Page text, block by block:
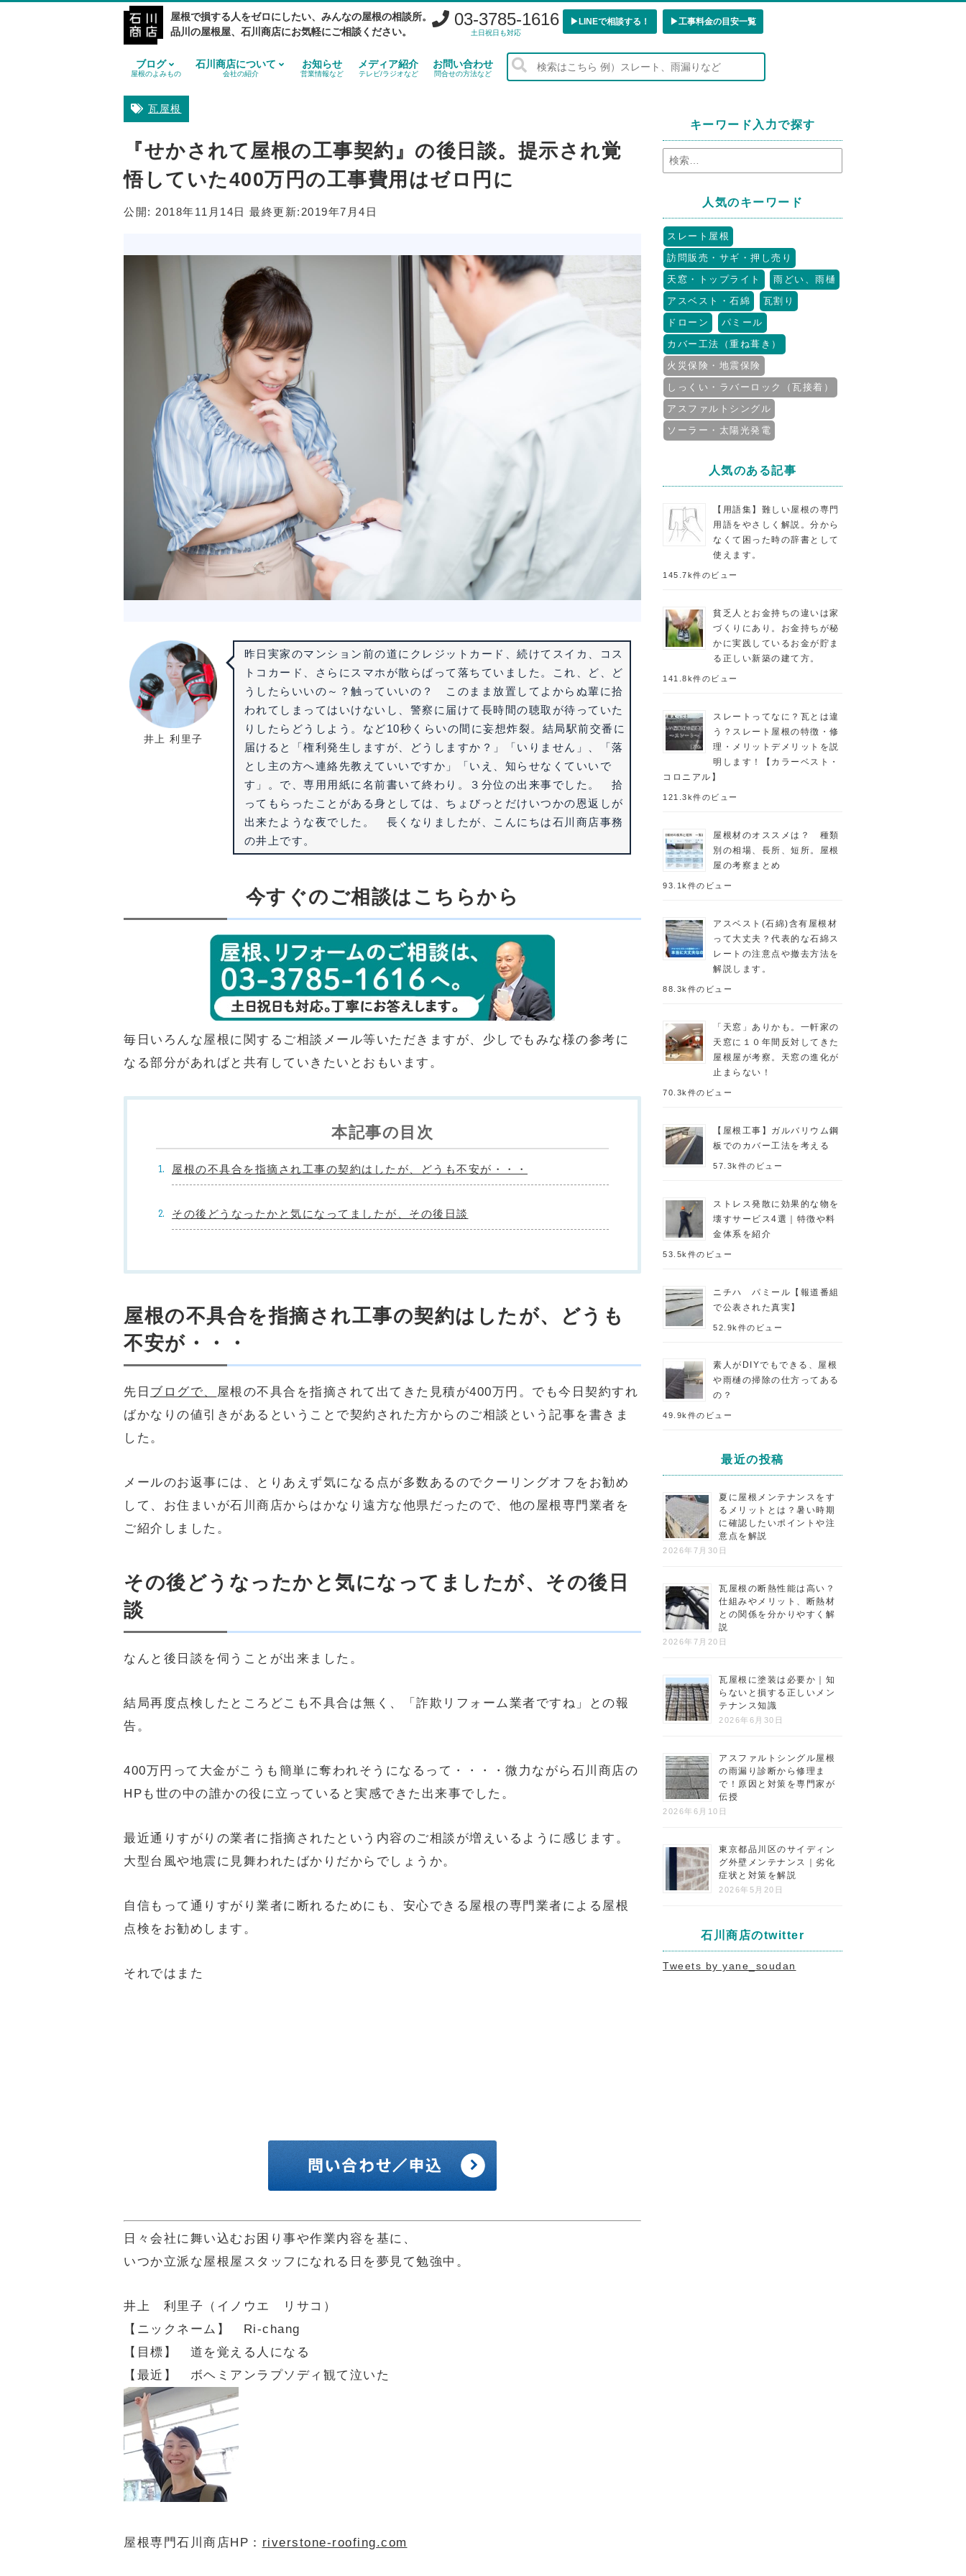
屋根で損する人をゼロにしたい、みんなの屋根の相談所。
品川の屋根屋、石川商店にお気軽にご相談ください。
03-3785-1616
土日祝日も対応
▶︎LINEで相談する！ ▶︎工事料金の目安一覧
ブログ
屋根のよみもの
石川商店について
会社の紹介
お知らせ
営業情報など
メディア紹介
テレビ/ラジオなど
お問い合わせ
問合せの方法など
瓦屋根
『せかされて屋根の工事契約』の後日談。提示され覚
悟していた400万円の工事費用はゼロ円に
公開: 2018年11月14日 最終更新: 2019年7月4日
井上 利里子
昨日実家のマンション前の道にクレジットカード、続けてスイカ、コス
トコカード、さらにスマホが散らばって落ちていました。これ、ど、ど
うしたらいいの～？触っていいの？ このまま放置してよからぬ輩に拾
われてしまってはいけないし、警察に届けて長時間の聴取が待っていた
りしたらどうしよう。など10秒くらいの間に妄想炸裂。結局駅前交番に
届けると「権利発生しますが、どうしますか？」「いりません」、「落
とし主の方へ連絡先教えていいですか」「いえ、知らせなくていいで
す」。で、専用用紙に名前書いて終わり。３分位の出来事でした。 拾
ってもらったことがある身としては、ちょびっとだけいつかの恩返しが
出来たような夜でした。 長くなりましたが、こんにちは石川商店事務
の井上です。
今すぐのご相談はこちらから
毎日いろんな屋根に関するご相談メール等いただきますが、少しでもみな様の参考に
なる部分があればと共有していきたいとおもいます。
本記事の目次
屋根の不具合を指摘され工事の契約はしたが、どうも不安が・・・
その後どうなったかと気になってましたが、その後日談
屋根の不具合を指摘され工事の契約はしたが、どうも
不安が・・・
先日 ブログで、
屋根の不具合を指摘されて出てきた見積が400万円。でも今日契約すれ
ばかなりの値引きがあるということで契約された方からのご相談という記事を書きま
した。
メールのお返事には、とりあえず気になる点が多数あるのでクーリングオフをお勧め
して、お住まいが石川商店からはかなり遠方な他県だったので、他の屋根専門業者を
ご紹介しました。
その後どうなったかと気になってましたが、その後日
談
なんと後日談を伺うことが出来ました。
結局再度点検したところどこも不具合は無く、「詐欺リフォーム業者ですね」との報
告。
400万円って大金がこうも簡単に奪われそうになるって・・・・微力ながら石川商店の
HPも世の中の誰かの役に立っていると実感できた出来事でした。
最近通りすがりの業者に指摘されたという内容のご相談が増えいるように感じます。
大型台風や地震に見舞われたばかりだからでしょうか。
自信もって通りすがり業者に断れるためにも、安心できる屋根の専門業者による屋根
点検をお勧めします。
それではまた
日々会社に舞い込むお困り事や作業内容を基に、
いつか立派な屋根屋スタッフになれる日を夢見て勉強中。
井上 利里子（イノウエ リサコ）
【ニックネーム】 Ri-chang
【目標】 道を覚える人になる
【最近】 ボヘミアンラプソディ観て泣いた
屋根専門石川商店HP： riverstone-roofing.com
キーワード入力で探す
人気のキーワード
スレート屋根
訪問販売・サギ・押し売り
天窓・トップライト
雨どい、雨樋
アスベスト・石綿
瓦割り
ドローン
パミール
カバー工法（重ね葺き）
火災保険・地震保険
しっくい・ラバーロック（瓦接着）
アスファルトシングル
ソーラー・太陽光発電
人気のある記事
【用語集】難しい屋根の専門
用語をやさしく解説。分から
なくて困った時の辞書として
使えます。
145.7k件のビュー
貧乏人とお金持ちの違いは家
づくりにあり。お金持ちが秘
かに実践しているお金が貯ま
る正しい新築の建て方。
141.8k件のビュー
スレートってなに？瓦とは違
う？スレート屋根の特徴・修
理・メリットデメリットを説
明します！【カラーベスト・
コロニアル】
121.3k件のビュー
屋根材のオススメは？ 種類
別の相場、長所、短所。屋根
屋の考察まとめ
93.1k件のビュー
アスベスト(石綿)含有屋根材
って大丈夫？代表的な石綿ス
レートの注意点や撤去方法を
解説します。
88.3k件のビュー
「天窓」ありかも。一軒家の
天窓に１０年間反対してきた
屋根屋が考察。天窓の進化が
止まらない！
70.3k件のビュー
【屋根工事】ガルバリウム鋼
板でのカバー工法を考える
57.3k件のビュー
ストレス発散に効果的な物を
壊すサービス4選｜特徴や料
金体系を紹介
53.5k件のビュー
ニチハ パミール【報道番組
で公表された真実】
52.9k件のビュー
素人がDIYでもできる、屋根
や雨樋の掃除の仕方ってある
の？
49.9k件のビュー
最近の投稿
夏に屋根メンテナンスをす
るメリットとは？暑い時期
に確認したいポイントや注
意点を解説
2026年7月30日
瓦屋根の断熱性能は高い？
仕組みやメリット、断熱材
との関係を分かりやすく解
説
2026年7月20日
瓦屋根に塗装は必要か｜知
らないと損する正しいメン
テナンス知識
2026年6月30日
アスファルトシングル屋根
の雨漏り診断から修理ま
で！原因と対策を専門家が
伝授
2026年6月10日
東京都品川区のサイディン
グ外壁メンテナンス｜劣化
症状と対策を解説
2026年5月20日
石川商店のtwitter
Tweets by yane_soudan